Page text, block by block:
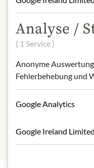
calcium
vinegar, salt,
than 2% of:
water,
flavour),
Eier
Analyse /
( 1 Service )
Anonyme
Fehlerbehebung und
Google Analytics
Google Ireland Limited